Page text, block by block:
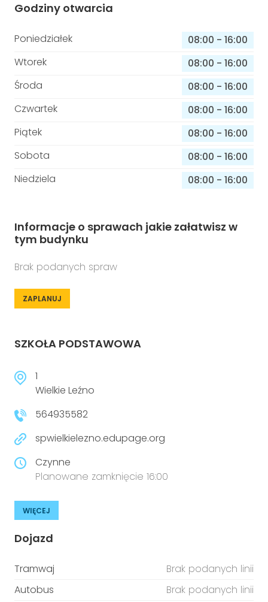
Godziny otwarcia
Poniedziałek 08:00 - 16:00
Wtorek
08:00 - 16:00
Środa
08:00 - 16:00
Czwartek
08:00 - 16:00
Piątek
08:00 - 16:00
Sobota
08:00 - 16:00
Niedziela
08:00 - 16:00
Informacje o sprawach jakie załatwisz w
tym budynku
Brak podanych spraw
ZAPLANUJ
SZKOŁA PODSTAWOWA
1
Wielkie Leźno
564935582
spwielkielezno.edupage.org
Czynne
Planowane zamknięcie 16:00
WIĘCEJ
Dojazd
Tramwaj
Brak podanych linii
Autobus
Brak podanych linii